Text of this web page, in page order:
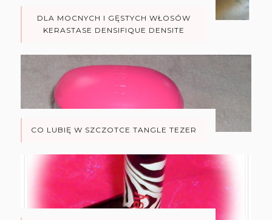
DLA MOCNYCH I GĘSTYCH WŁOSÓW
KERASTASE DENSIFIQUE DENSITE
CO LUBIĘ W SZCZOTCE TANGLE TEZER